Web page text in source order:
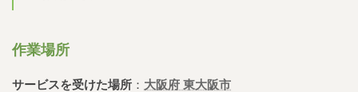
作業場所
サービスを受けた場所 ： 大阪府 東大阪市